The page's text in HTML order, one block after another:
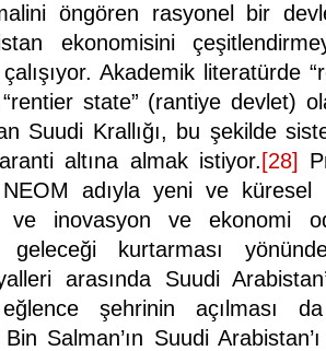
öngören rasyonel bir
ekonomisini
Akademik literatürde
state” (rantiye devlet)
Suudi Krallığı, bu şekilde
altına almak istiyor. [28]
adıyla yeni ve
ve inovasyon ve ekonomi
geleceği kurtarması
arasında Suudi
şehrinin açılması
Salman’ın Suudi